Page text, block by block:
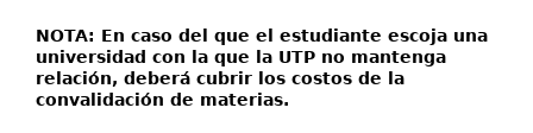
NOTA: En caso del que el estudiante escoja una
universidad con la que la UTP no mantenga
relación, deberá cubrir los costos de la
convalidación de materias.